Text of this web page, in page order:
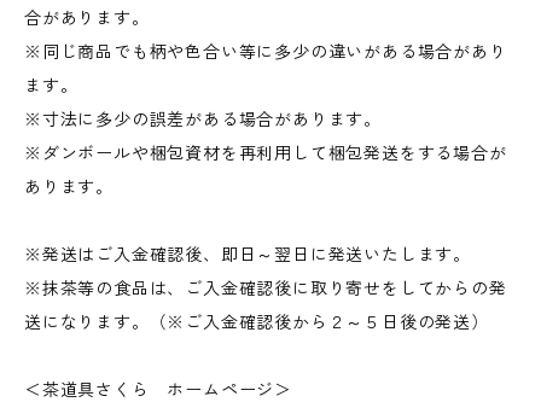
合があります。
※同じ商品でも柄や色合い等に多少の違いがある場合があり
ます。
※寸法に多少の誤差がある場合があります。
※ダンボールや梱包資材を再利用して梱包発送をする場合が
あります。
※発送はご入金確認後、即日～翌日に発送いたします。
※抹茶等の食品は、ご入金確認後に取り寄せをしてからの発
送になります。（※ご入金確認後から２～５日後の発送）
＜茶道具さくら ホームページ＞